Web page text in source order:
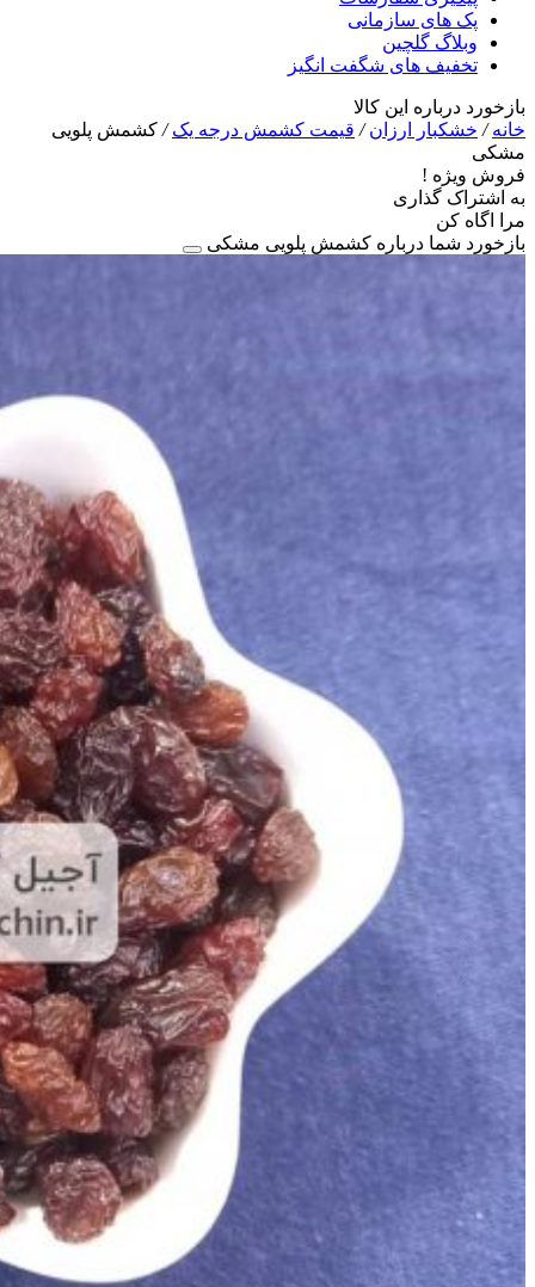
پک های سازمانی
وبلاگ گلچین
تخفیف های شگفت انگیز
بازخورد درباره این کالا
خانه/ خشکبار ارزان/ قیمت کشمش درجه یک/ کشمش پلویی
مشکی
فروش ویژه !
به اشتراک گذاری
مرا اگاه کن
بازخورد شما درباره کشمش پلویی مشکی